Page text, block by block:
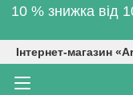
10 % знижка від
Інтернет-магазин